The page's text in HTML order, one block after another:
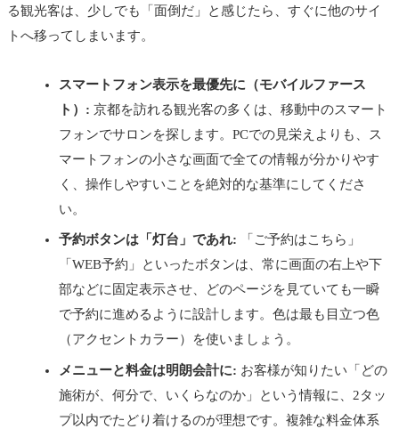
る観光客は、少しでも「面倒だ」と感じたら、すぐに他のサイ
トへ移ってしまいます。
スマートフォン表示を最優先に（モバイルファース
ト）: 京都を訪れる観光客の多くは、移動中のスマート
フォンでサロンを探します。PCでの見栄えよりも、ス
マートフォンの小さな画面で全ての情報が分かりやす
く、操作しやすいことを絶対的な基準にしてくださ
い。
予約ボタンは「灯台」であれ: 「ご予約はこちら」
「WEB予約」といったボタンは、常に画面の右上や下
部などに固定表示させ、どのページを見ていても一瞬
で予約に進めるように設計します。色は最も目立つ色
（アクセントカラー）を使いましょう。
メニューと料金は明朗会計に: お客様が知りたい「どの
施術が、何分で、いくらなのか」という情報に、2タッ
プ以内でたどり着けるのが理想です。複雑な料金体系